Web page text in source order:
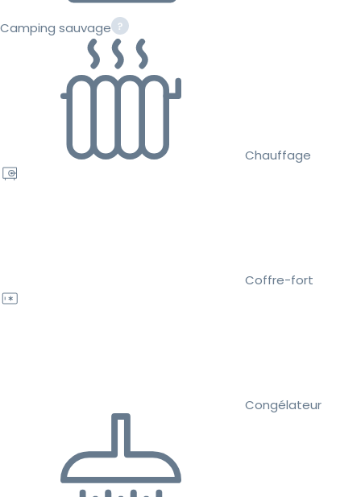
Camping sauvage
Chauffage
Coffre-fort
Congélateur